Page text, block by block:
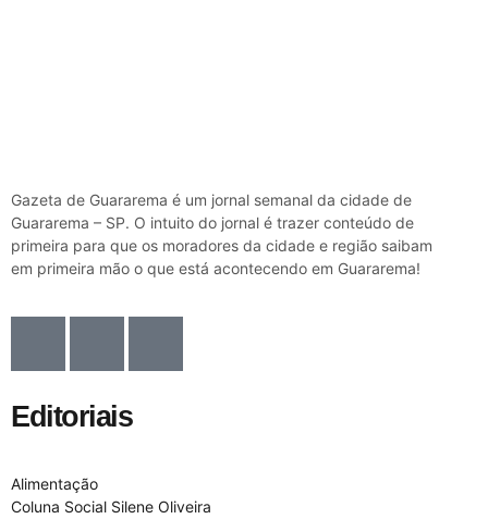
Gazeta de Guararema é um jornal semanal da cidade de
Guararema – SP. O intuito do jornal é trazer conteúdo de
primeira para que os moradores da cidade e região saibam
em primeira mão o que está acontecendo em Guararema!
Editoriais
Alimentação
Coluna Social Silene Oliveira